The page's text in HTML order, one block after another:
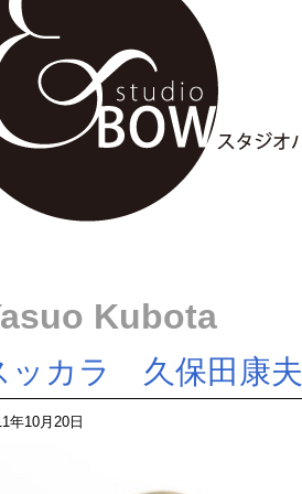
Kubota
ッカラ 久保田康夫
年10月20日